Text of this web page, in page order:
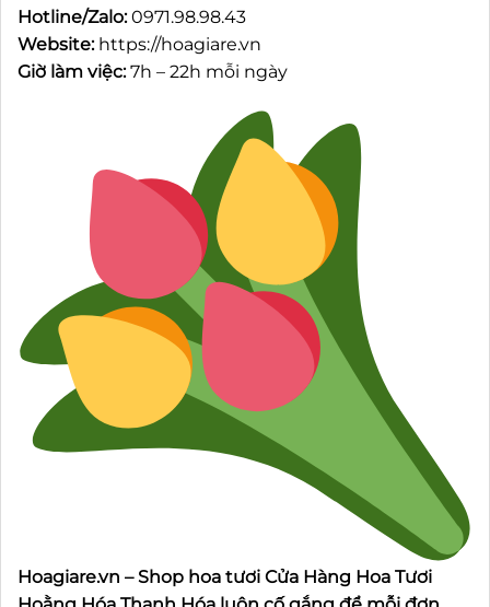
Hotline/Zalo:0971.98.98.43
Website: https://hoagiare.vn
Giờ làm việc:7h – 22h mỗi ngày
Hoagiare.vn – Shop hoa tươi Cửa Hàng Hoa Tươi